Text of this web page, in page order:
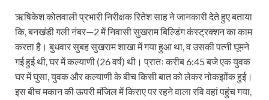
ऋषिकेश कोतवाली प्रभारी निरीक्षक रितेश साह ने जानकारी देते हुए बताया
कि, बनखंडी गली नंबर—2 में निवासी सुखराम बिल्डिंग कंस्ट्रक्शन का काम
करता है। बुधवार सुबह सुखराम शाखा में गया हुआ था, व उसकी पत्नी घूमने
गई हुई थी, घर में कल्याणी (26 वर्ष) थी। प्रातः करीब 6:45 बजे एक युवक
घर में घुसा, युवक और कल्याणी के बीच किसी बात को लेकर नोकझोंक हुई।
इस बीच मकान की ऊपरी मंजिल में किराए पर रहने वाला रवि वहां पहुंच गया,